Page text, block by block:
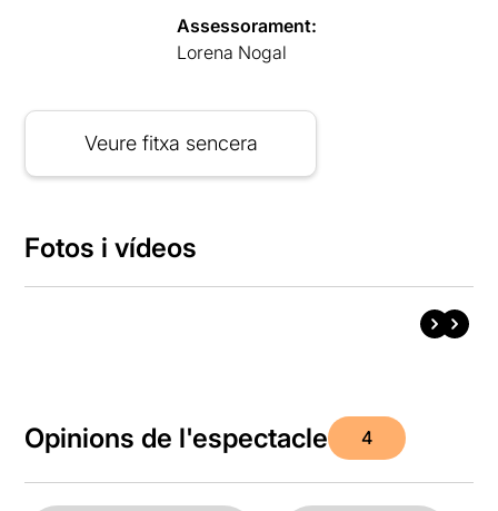
Assessorament:
Lorena Nogal
Veure fitxa sencera
Fotos i vídeos
Opinions de l'espectacle 4